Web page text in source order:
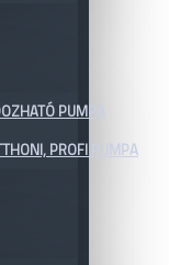
PUMPA
PROFI PUMPA